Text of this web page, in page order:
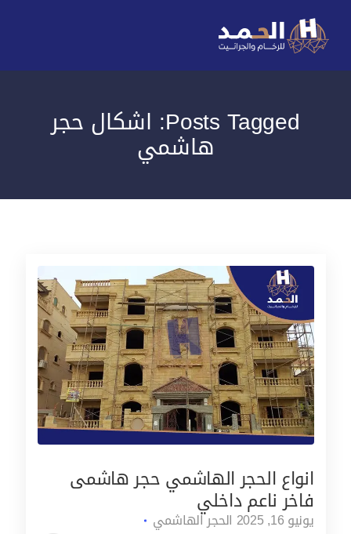
Posts Tagged: اشكال حجر
هاشمي
انواع الحجر الهاشمي حجر هاشمى
فاخر ناعم داخلي
يونيو 16, 2025 الحجر الهاشمي